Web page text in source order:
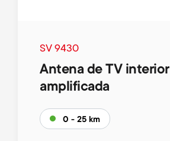
SV 9430
Antena de TV interior
amplificada
0 - 25 km